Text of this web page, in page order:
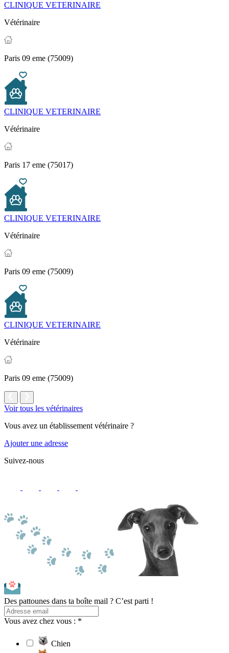
CLINIQUE VETERINAIRE
Vétérinaire
Paris 09 eme (75009)
CLINIQUE VETERINAIRE
Vétérinaire
Paris 17 eme (75017)
CLINIQUE VETERINAIRE
Vétérinaire
Paris 09 eme (75009)
CLINIQUE VETERINAIRE
Vétérinaire
Paris 09 eme (75009)
Voir tous les vétérinaires
Vous avez un établissement vétérinaire ?
Ajouter une adresse
Suivez-nous
Des pattounes dans ta boîte mail ? C’est parti !
Vous avez chez vous : *
Chien